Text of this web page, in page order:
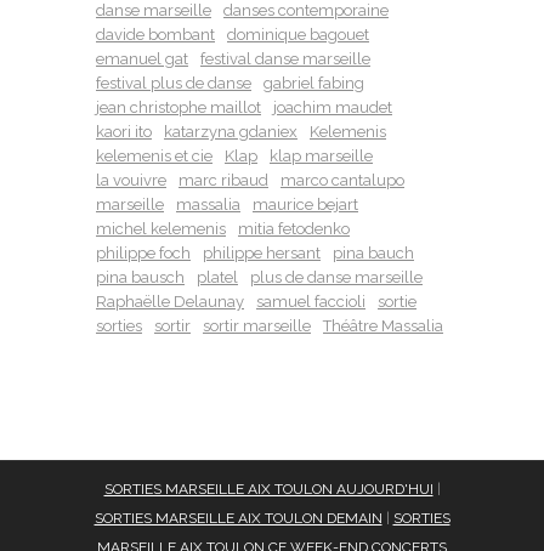
danse marseille
danses contemporaine
davide bombant
dominique bagouet
emanuel gat
festival danse marseille
festival plus de danse
gabriel fabing
jean christophe maillot
joachim maudet
kaori ito
katarzyna gdaniex
Kelemenis
kelemenis et cie
Klap
klap marseille
la vouivre
marc ribaud
marco cantalupo
marseille
massalia
maurice bejart
michel kelemenis
mitia fetodenko
philippe foch
philippe hersant
pina bauch
pina bausch
platel
plus de danse marseille
Raphaëlle Delaunay
samuel faccioli
sortie
sorties
sortir sortir marseille Théâtre Massalia
SORTIES MARSEILLE AIX TOULON AUJOURD'HUI
SORTIES MARSEILLE AIX TOULON DEMAIN
SORTIES